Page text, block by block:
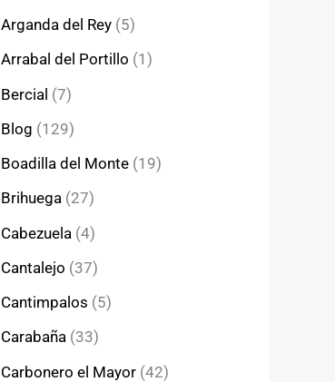
Arganda del Rey (5)
Arrabal del Portillo (1)
Bercial (7)
Blog (129)
Boadilla del Monte (19)
Brihuega (27)
Cabezuela (4)
Cantalejo (37)
Cantimpalos (5)
Carabaña (33)
Carbonero el Mayor (42)